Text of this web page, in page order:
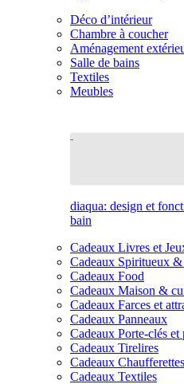
Déco d’intérieur
Chambre à coucher
Aménagement
Salle de bains
Textiles
Meubles
diaqua: design et
bain
Cadeaux Livres et
Cadeaux Spiritueux
Cadeaux Food
Cadeaux Maison &
Cadeaux Farces et
Cadeaux Panneaux
Cadeaux Porte-clés et
Cadeaux Tirelires
Cadeaux Chaufferettes
Cadeaux Textiles